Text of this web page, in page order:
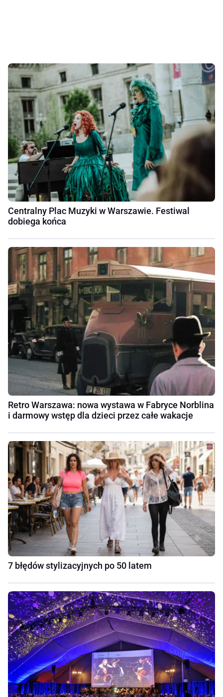
Centralny Plac Muzyki w Warszawie. Festiwal
dobiega końca
Retro Warszawa: nowa wystawa w Fabryce Norblina
i darmowy wstęp dla dzieci przez całe wakacje
7 błędów stylizacyjnych po 50 latem